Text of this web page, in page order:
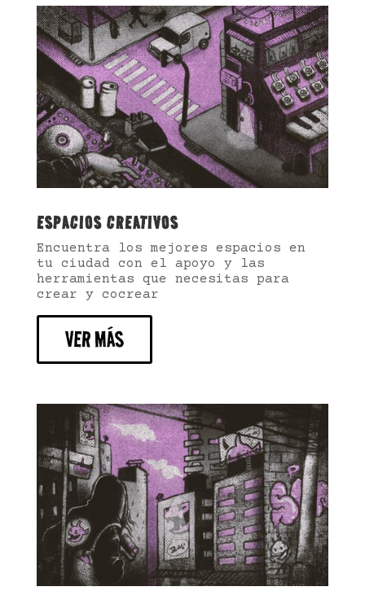
ESPACIOS CREATIVOS
Encuentra los mejores espacios en
tu ciudad con el apoyo y las
herramientas que necesitas para
crear y cocrear
VER MÁS